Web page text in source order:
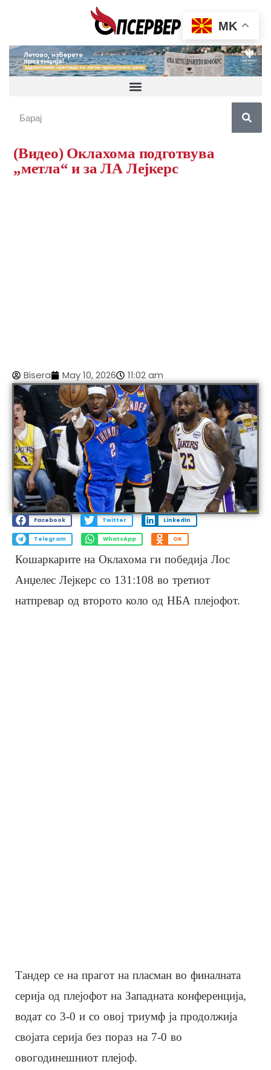
(Видео) Оклахома подготвува
„метла“ и за ЛА Лејкерс
Bisera May 10, 2026 11:02 am
Facebook Twitter LinkedIn
Telegram WhatsApp OK
Кошаркарите на Оклахома ги победија Лос
Анџелес Лејкерс со 131:108 во третиот
натпревар од второто коло од НБА плејофот.
Тандер се на прагот на пласман во финалната
серија од плејофот на Западната конференција,
водат со 3-0 и со овој триумф ја продолжија
својата серија без пораз на 7-0 во
овогодинешниот плејоф.
MK